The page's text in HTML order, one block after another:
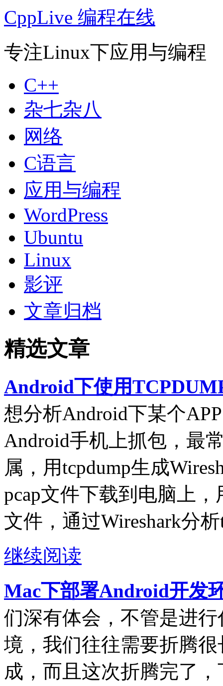
CppLive 编程在线
专注Linux下应用与编程
C++
杂七杂八
网络
C语言
应用与编程
WordPress
Ubuntu
Linux
影评
文章归档
精选文章
Android下使用
想分析Android下某个
Android手机上抓包，最
属，用tcpdump生成
pcap文件下载到电脑上，
文件，通过Wireshark分
继续阅读
Mac下部署Android开发
们深有体会，不管是进
境，我们往往需要折腾
成，而且这次折腾完了